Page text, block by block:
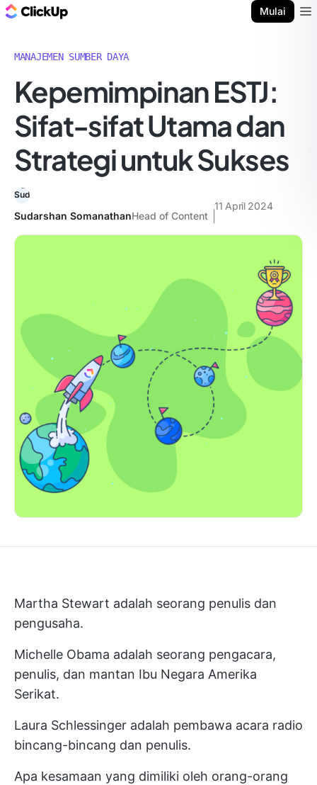
Mulai
MANAJEMEN SUMBER DAYA
Kepemimpinan ESTJ:
Sifat-sifat Utama dan
Strategi untuk Sukses
Sudarshan SomanathanHead of Content
11 April 2024
Martha Stewart adalah seorang penulis dan
pengusaha.
Michelle Obama adalah seorang pengacara,
penulis, dan mantan Ibu Negara Amerika
Serikat.
Laura Schlessinger adalah pembawa acara radio
bincang-bincang dan penulis.
Apa kesamaan yang dimiliki oleh orang-orang